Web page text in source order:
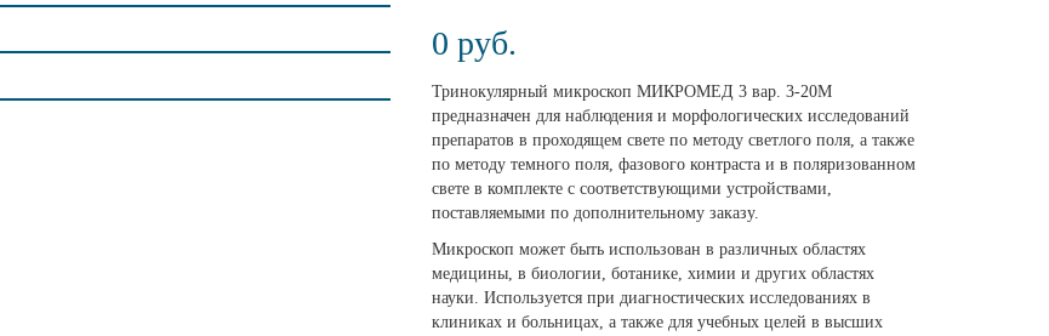
0руб.
Тринокулярный микроскоп МИКРОМЕД 3 вар. 3-20М
предназначен для наблюдения и морфологических исследований
препаратов в проходящем свете по методу светлого поля, а также
по методу темного поля, фазового контраста и в поляризованном
свете в комплекте с соответствующими устройствами,
поставляемыми по дополнительному заказу.
Микроскоп может быть использован в различных областях
медицины, в биологии, ботанике, химии и других областях
науки. Используется при диагностических исследованиях в
клиниках и больницах, а также для учебных целей в высших